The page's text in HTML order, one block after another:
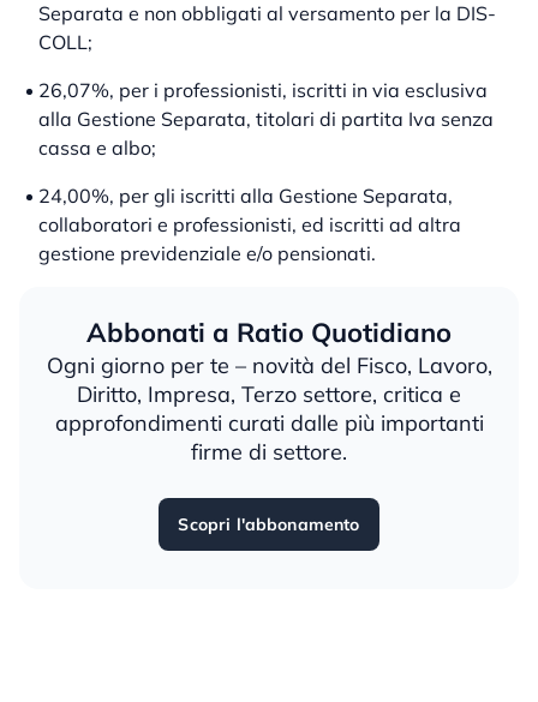
Separata e non obbligati al versamento per la DIS-
COLL;
26,07%, per i professionisti, iscritti in via esclusiva
alla Gestione Separata, titolari di partita Iva senza
cassa e albo;
24,00%, per gli iscritti alla Gestione Separata,
collaboratori e professionisti, ed iscritti ad altra
gestione previdenziale e/o pensionati.
Abbonati a Ratio Quotidiano
Ogni giorno per te – novità del Fisco, Lavoro,
Diritto, Impresa, Terzo settore, critica e
approfondimenti curati dalle più importanti
firme di settore.
Scopri l'abbonamento